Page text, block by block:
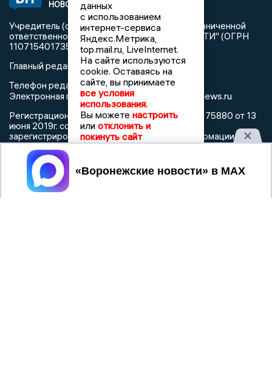
НОВОСТИ
«Воронежские новости»
Учредитель (соучредители): Общество с ограниченной
ответственностью "РЕГИОНАЛЬНЫЕ НОВОСТИ" (ОГРН
1107154017354)
Главный редактор: Пирогов А.А.
Телефон редакции: +7 (473) 262 77 92
Электронная почта редакции:
info@voronezhnews.ru
Регистрационный номер: серия Эл № ФС 77 - 75880 от 13
июня 2019г. согласно выписке из реестра
зарегистрированных средств массовой информации
выдана Федеральной службой по надзору в сфере связи,
информационных технологий и массовых коммуникаций
данных
с использованием
интернет-сервиса
Яндекс.Метрика,
top.mail.ru, LiveInternet.
На сайте используются
cookie. Оставаясь на
сайте, вы принимаете
все условия
использования.
Вы можете настроить
или отклонить и
покинуть сайт
Принять